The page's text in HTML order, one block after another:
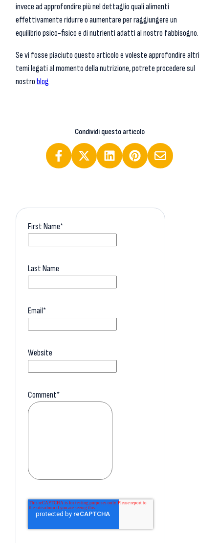
invece ad approfondire più nel dettaglio quali alimenti
effettivamente ridurre o aumentare per raggiungere un
equilibrio psico-fisico e di nutrienti adatti al nostro fabbisogno.
Se vi fosse piaciuto questo articolo e voleste approfondire altri
temi legati al momento della nutrizione, potrete procedere sul
nostroblog
Condividi questo articolo
First Name*
Last Name
Email*
Website
Comment*